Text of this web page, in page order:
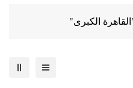
الكبرى"